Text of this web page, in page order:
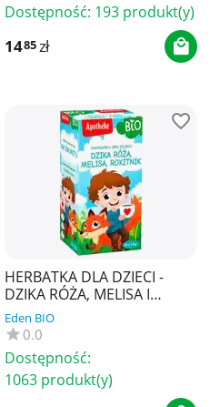
Dostępność: 193 produkt(y)
1485zł
HERBATKA DLA DZIECI -
DZIKA RÓŻA, MELISA I
ROKITNIK BIO (20 x 1,5 g) 30
g - APOTHEKE
Eden BIO
0.0
Dostępność:
1063 produkt(y)